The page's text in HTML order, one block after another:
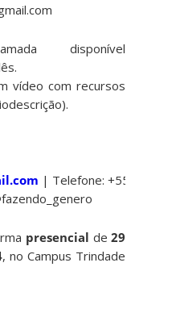
disponível
vídeo com recursos
| Telefone: +55
presencial de29
, no Campus Trindade